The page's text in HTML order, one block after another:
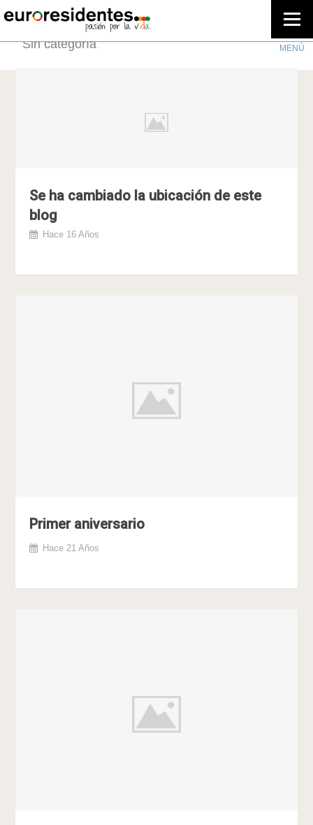
Sin categoría
Se ha cambiado la ubicación de este
blog
Hace 16 Años
Primer aniversario
Hace 21 Años